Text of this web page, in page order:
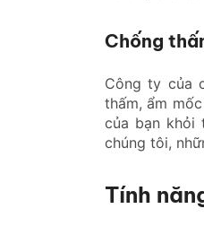
Chống
Công ty của
thấm, ẩm
của bạn khỏi
chúng tôi,
Tính